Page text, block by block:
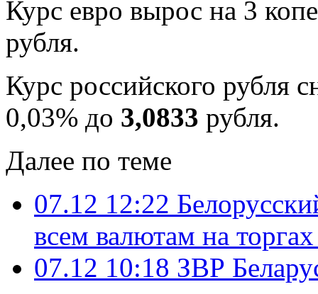
Курс евро вырос на 3
рубля.
Курс российского рубля
0,03% до 3,0833 рубля.
Далее по теме
07.12 12:22
всем валютам на
07.12 10:18 ЗВР